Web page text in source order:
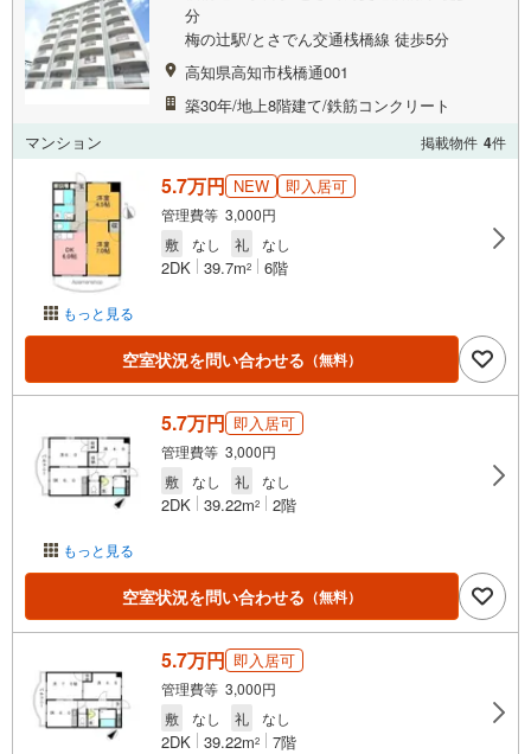
分
梅の辻駅/とさでん交通桟橋線 徒歩5分
高知県高知市桟橋通001
築30年/地上8階建て/鉄筋コンクリート
マンション
掲載物件 4件
もっと見る
5.7万円 NEW 即入居可
管理費等 3,000円
敷
なし 礼 なし
2DK 39.7m2 6階
空室状況を問い合わせる （無料）
もっと見る
5.7万円 即入居可
管理費等 3,000円
敷
なし 礼 なし
2DK 39.22m2 2階
空室状況を問い合わせる （無料）
5.7万円 即入居可
管理費等 3,000円
敷
なし 礼 なし
2DK 39.22m2 7階